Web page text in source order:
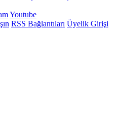
Youtube
RSS Bağlantıları Üyelik Girişi